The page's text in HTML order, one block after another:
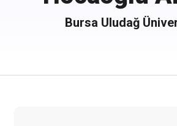
Bursa Uludağ